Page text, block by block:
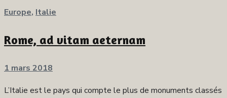
Europe, Italie
Rome, ad vitam aeternam
Publié
1 mars 2018
L’Italie est le pays qui compte le plus de monuments classés